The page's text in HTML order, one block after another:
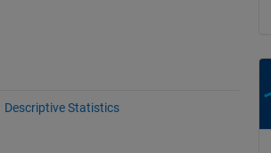
Descriptive Statistics